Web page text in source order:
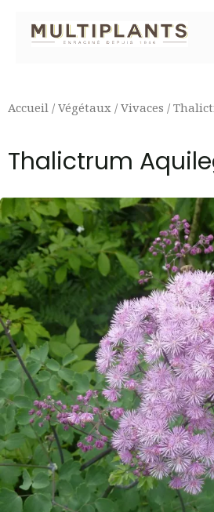
Accueil / Végétaux / Vivaces /
Thalictrum